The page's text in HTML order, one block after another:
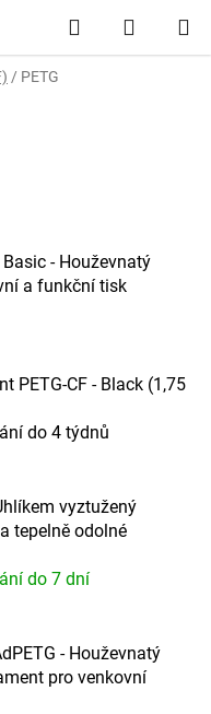
Hledat
KOŠÍK
/ PETG
- Houževnatý
a funkční tisk
PETG-CF - Black (1,75
do 4 týdnů
vyztužený
tepelně odolné
do 7 dní
- Houževnatý
pro venkovní